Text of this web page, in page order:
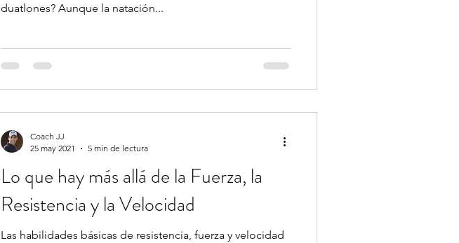
duatlones? Aunque la natación...
Lo que hay más allá de la Fuerza, la
Resistencia y la Velocidad
Las habilidades básicas de resistencia, fuerza y velocidad
Coach JJ
25 may 2021
5 min de lectura